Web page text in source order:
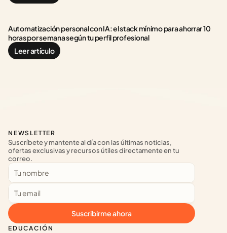
Automatización personal con IA: el stack mínimo para ahorrar 10
horas por semana según tu perfil profesional
Leer artículo
EDUCACIÓN
NEWSLETTER
Suscríbete y mantente al día con las últimas noticias,
ofertas exclusivas y recursos útiles directamente en tu
correo.
Suscribirme ahora